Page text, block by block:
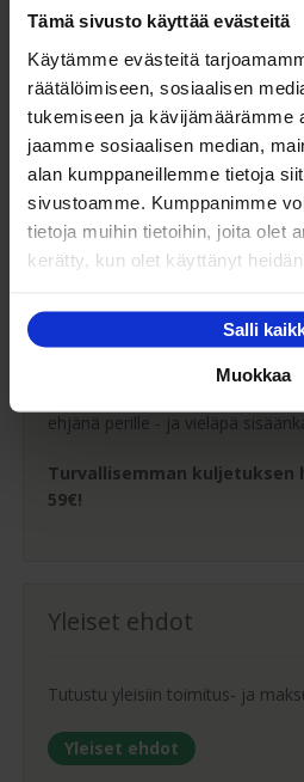
Tämä sivusto käyttää evästeitä
Käytämme evästeitä
räätälöimiseen, sosiaalisen
tukemiseen ja kävijämäärämme
jaamme sosiaalisen median,
alan kumppaneillemme tietoja
sivustoamme. Kumppanimme
tietoja muihin tietoihin, joita olet
kerätty, kun olet käyttänyt heidän
Salli
Muokkaa
Maksuaikaa ostoksillesi
Saat maksuaikaa ostoksillesi
osamaksulla 3-36kk.
Maksutavat
Kaluste-Matin oma kuljetus on
ehjänä perille - ja vieläpä
Turvallisemman kuljetuksen
59€!
Yleiset ehdot
Tutustu yleisiin toimitus- ja
Yleiset ehdot